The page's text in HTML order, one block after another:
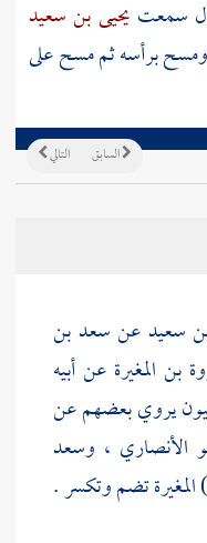
سمعت يحيى بن سعيد
برأسه ثم مسح على
التالي السابق
سعيدعنسعد بن
بن المغيرة عن أبيه
يروي بعضهم عن
الأنصاري ، وسعد
تضم وتكسر .